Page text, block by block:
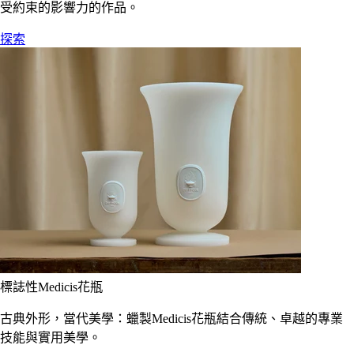
受約束的影響力的作品。
探索
標誌性Medicis花瓶
古典外形，當代美學：蠟製Medicis花瓶結合傳統、卓越的專業
技能與實用美學。